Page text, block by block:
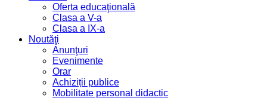
Oferta educaţională
Clasa a V-a
Clasa a IX-a
Noutăţi
Anunţuri
Evenimente
Orar
Achiziții publice
Mobilitate personal didactic